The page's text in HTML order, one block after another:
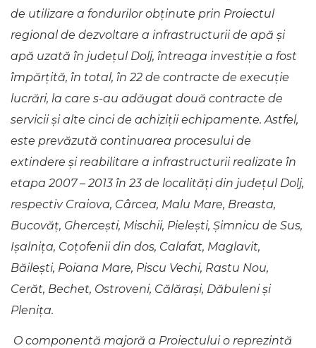
de utilizare a fondurilor obținute prin Proiectul
regional de dezvoltare a infrastructurii de apă și
apă uzată în județul Dolj, întreaga investiție a fost
împărțită, în total, în 22 de contracte de execuție
lucrări, la care s-au adăugat două contracte de
servicii și alte cinci de achiziții echipamente. Astfel,
este prevăzută continuarea procesului de
extindere și reabilitare a infrastructurii realizate în
etapa 2007 – 2013 în 23 de localități din județul Dolj,
respectiv Craiova, Cârcea, Malu Mare, Breasta,
Bucovăț, Ghercești, Mischii, Pielești, Șimnicu de Sus,
Ișalnița, Coțofenii din dos, Calafat, Maglavit,
Băilești, Poiana Mare, Piscu Vechi, Rastu Nou,
Cerăt, Bechet, Ostroveni, Călărași, Dăbuleni și
Plenița.
O componentă majoră a Proiectului o reprezintă